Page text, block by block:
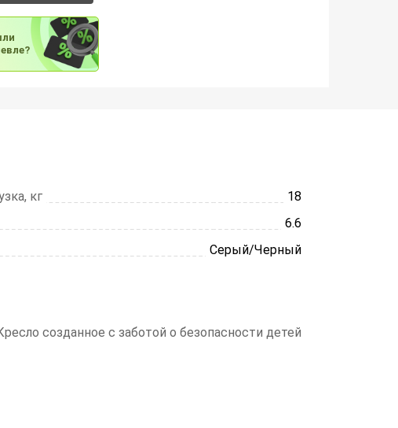
кг
18
6.6
Серый/Черный